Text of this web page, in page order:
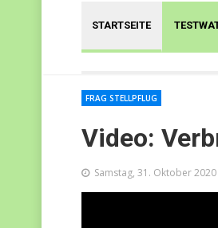
STARTSEITE
Video:
FRAG STELLPFLUG
Samstag, 31. Oktober 2020